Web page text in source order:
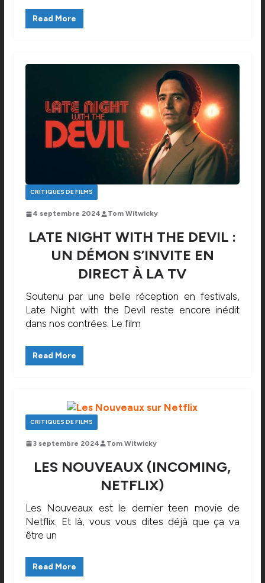
Read More
CRITIQUES DE FILMS
4 septembre 2024 Tom Witwicky
LATE NIGHT WITH THE DEVIL :
UN DÉMON S’INVITE EN
DIRECT À LA TV
Soutenu par une belle réception en festivals,
Late Night with the Devil reste encore inédit
dans nos contrées. Le film
Read More
CRITIQUES DE FILMS
3 septembre 2024 Tom Witwicky
LES NOUVEAUX (INCOMING,
NETFLIX)
Les Nouveaux est le dernier teen movie de
Netflix. Et là, vous vous dites déjà que ça va
être un
Read More